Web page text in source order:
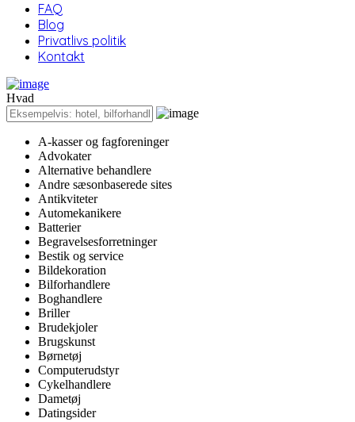
FAQ
Blog
Privatlivs politik
Kontakt
Hvad
A-kasser og fagforeninger
Advokater
Alternative behandlere
Andre sæsonbaserede sites
Antikviteter
Automekanikere
Batterier
Begravelsesforretninger
Bestik og service
Bildekoration
Bilforhandlere
Boghandlere
Briller
Brudekjoler
Brugskunst
Børnetøj
Computerudstyr
Cykelhandlere
Dametøj
Datingsider